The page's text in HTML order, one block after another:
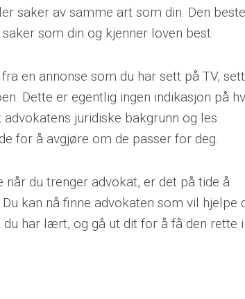
saker av samme art som din. Den beste
som din og kjenner loven best.
en annonse som du har sett på TV,
Dette er egentlig ingen indikasjon på
juridiske bakgrunn og les
for å avgjøre om de passer for deg.
du trenger advokat, er det på tide å
kan nå finne advokaten som vil hjelpe
du har lært, og gå ut dit for å få den rette i